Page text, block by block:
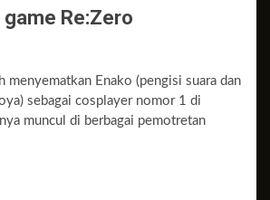
Re:Zero
menyematkan Enako (pengisi suara dan
sebagai cosplayer nomor 1 di
muncul di berbagai pemotretan